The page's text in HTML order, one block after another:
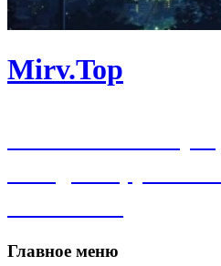
Mirv.Top
Главное меню